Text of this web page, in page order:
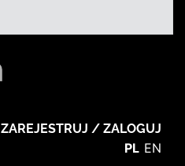
ZAREJESTRUJ / ZALOGUJ
PL EN